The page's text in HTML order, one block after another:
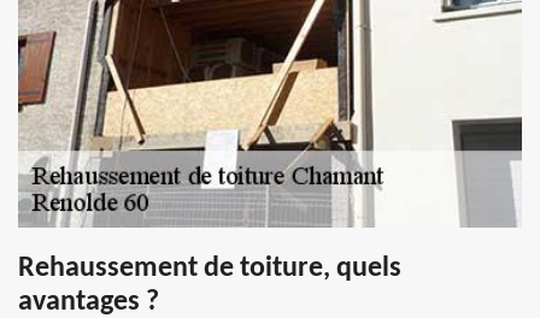
Rehaussement de toiture, quels
avantages ?